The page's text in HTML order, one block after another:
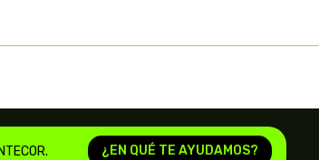
¿EN QUÉ TE AYUDAMOS?